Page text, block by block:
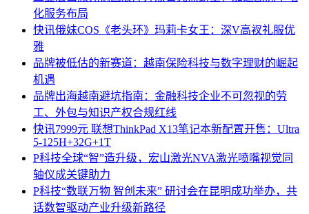
化服务布局
快讯俄妹COS《老头环》玛莉卡女王：深V高衩礼服优
雅
品牌被低估的新赛道：越南保险科技与数字理财的崛起
机遇
品牌出海越南避坑指南：金融科技企业不可忽视的劳
工、外包与知识产权合规红线
快讯7999元 联想ThinkPad X13笔记本新配置开售：Ultra
5-125H+32G+1T
P科技全球“智”造升级，宏山激光NVA激光喷嘴视觉同
轴仪成关键助力
P科技“数联万物 智创未来” 研讨会在昆明成功举办，共
话数智驱动产业升级新路径